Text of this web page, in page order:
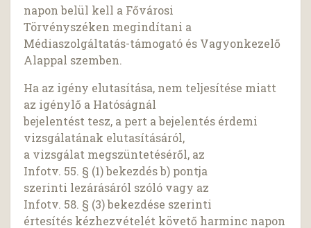
napon belül kell a Fővárosi
Törvényszéken megindítani a
Médiaszolgáltatás-támogató és Vagyonkezelő
Alappal szemben.
Ha az igény elutasítása, nem teljesítése miatt
az igénylő a Hatóságnál
bejelentést tesz, a pert a bejelentés érdemi
vizsgálatának elutasításáról,
a vizsgálat megszüntetéséről, az
Infotv. 55. § (1) bekezdés b) pontja
szerinti lezárásáról szóló vagy az
Infotv. 58. § (3) bekezdése szerinti
értesítés kézhezvételét követő harminc napon